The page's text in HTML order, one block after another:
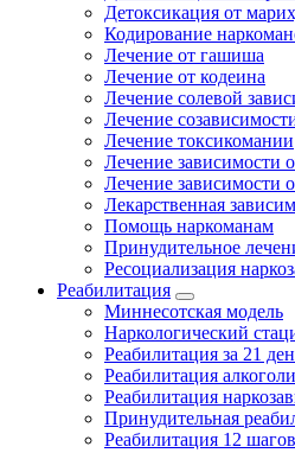
Детоксикация от
Кодирование
Лечение от гашиша
Лечение от кодеина
Лечение солевой
Лечение
Лечение токсикомании
Лечение зависимости
Лечение зависимости
Лекарственная
Помощь наркоманам
Принудительное
Ресоциализация
Реабилитация
Миннесотская модель
Наркологический
Реабилитация за 21
Реабилитация
Реабилитация
Принудительная
Реабилитация 12 шагов